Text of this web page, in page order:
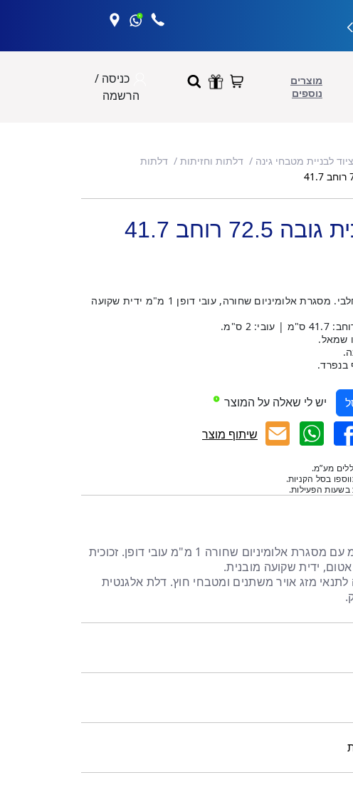
מוצרים
נוספים
כניסה /
הרשמה
ציוד לבניית מטבחי גינה דלתות וחזיתות דלתות
רוחב 41.7
זכוכית מחוסמת בגוון לבן חלבי. מסגרת אלומיניום שחורה, עובי דופן 1 מ"מ ידית שקועה
שמאל.
בנפרד.
יש לי שאלה על המוצר
שיתוף מוצר
מע”מ.
בסל הקניות.
הפעילות.
דלת זכוכית לבנה 40 ס"מ עם מסגרת אלומיניום שחורה 1 מ"מ עובי דופן. זכוכית
ידית שקועה מובנית.
מזג אויר משתנים ומטבחי חוץ. דלת אלגנטית